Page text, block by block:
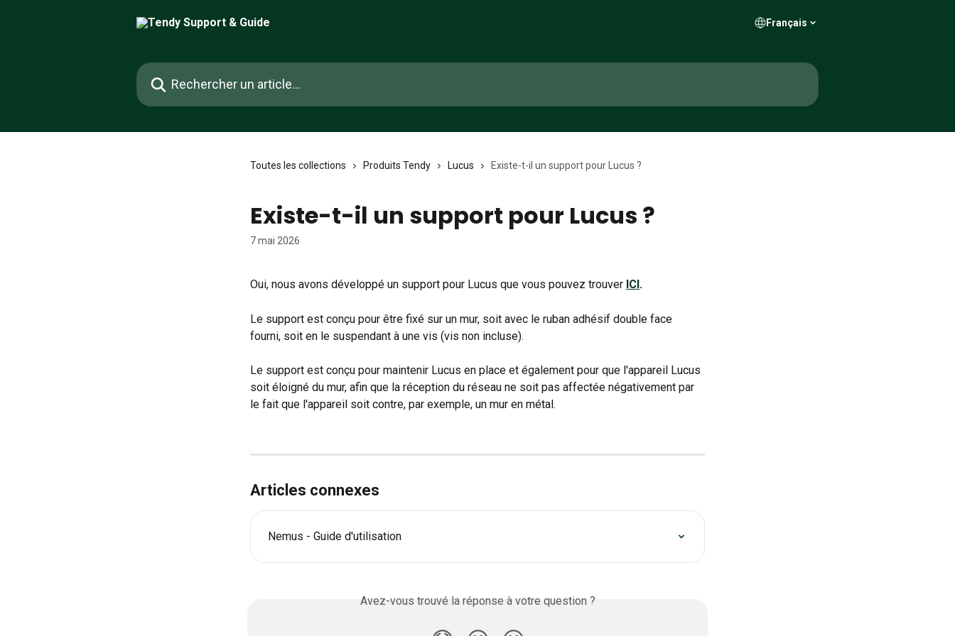
Français
Rechercher un article...
Toutes les collections Produits Tendy Lucus Existe-t-il un support pour Lucus ?
Existe-t-il un support pour Lucus ?
7 mai 2026
Oui, nous avons développé un support pour Lucus que vous pouvez trouver ICI.
Le support est conçu pour être fixé sur un mur, soit avec le ruban adhésif double face
fourni, soit en le suspendant à une vis (vis non incluse).
Le support est conçu pour maintenir Lucus en place et également pour que l'appareil Lucus
soit éloigné du mur, afin que la réception du réseau ne soit pas affectée négativement par
le fait que l'appareil soit contre, par exemple, un mur en métal.
Articles connexes
Nemus - Guide d'utilisation
Avez-vous trouvé la réponse à votre question ?